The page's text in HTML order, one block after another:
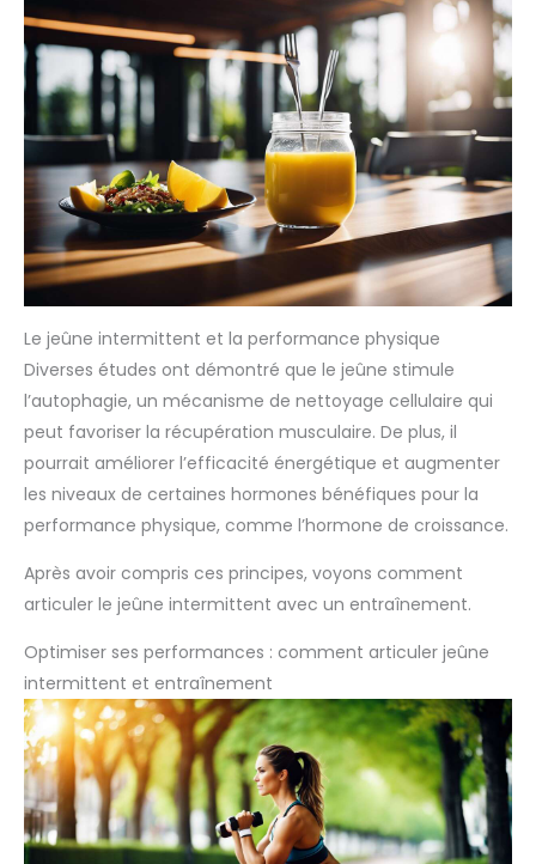
Le jeûne intermittent et la performance physique
Diverses études ont démontré que le jeûne stimule
l’autophagie, un mécanisme de nettoyage cellulaire qui
peut favoriser la récupération musculaire. De plus, il
pourrait améliorer l’efficacité énergétique et augmenter
les niveaux de certaines hormones bénéfiques pour la
performance physique, comme l’hormone de croissance.
Après avoir compris ces principes, voyons comment
articuler le jeûne intermittent avec un entraînement.
Optimiser ses performances : comment articuler jeûne
intermittent et entraînement